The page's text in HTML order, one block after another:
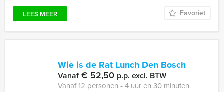
LEES MEER Favoriet
Wie is de Rat Lunch Den Bosch
Vanaf€ 52,50 p.p. excl. BTW
Vanaf 12 personen ‐ 4 uur en 30 minuten